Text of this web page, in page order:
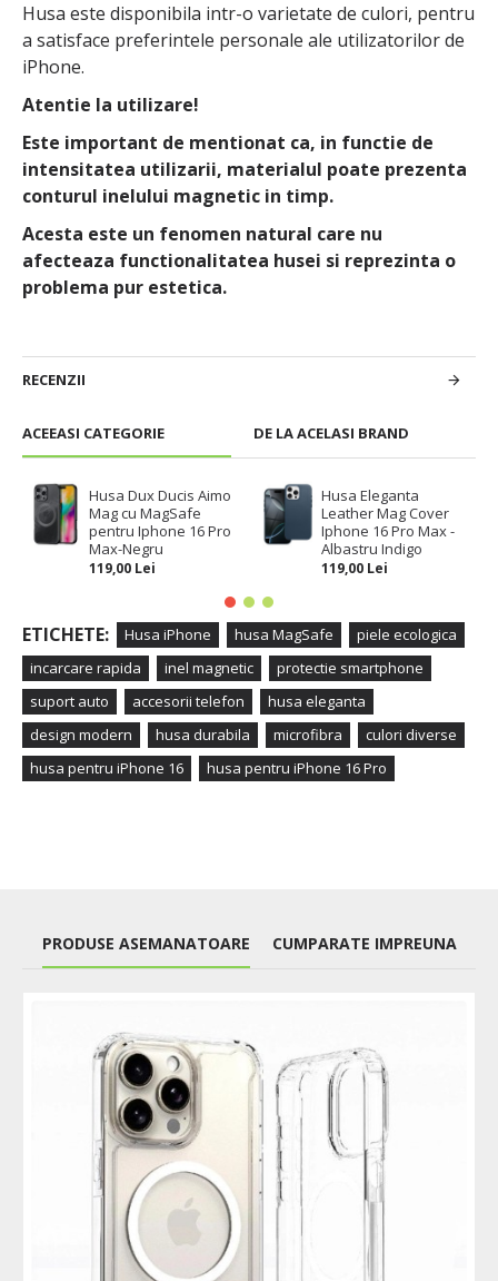
ACEEASI CATEGORIE DE LA ACELASI BRAND
Husa Dux Ducis Aimo
Mag cu MagSafe
pentru Iphone 16 Pro
Max-Negru
119,00 Lei
Husa Eleganta
Leather Mag Cover
Iphone 16 Pro Max -
Albastru Indigo
119,00 Lei
Husa este disponibila intr-o varietate de culori, pentru
a satisface preferintele personale ale utilizatorilor de
iPhone.
Atentie la utilizare!
Este important de mentionat ca, in functie de
intensitatea utilizarii, materialul poate prezenta
conturul inelului magnetic in timp.
Acesta este un fenomen natural care nu
afecteaza functionalitatea husei si reprezinta o
problema pur estetica.
RECENZII
ETICHETE: Husa iPhone husa MagSafe
piele ecologica
incarcare rapida
inel magnetic
protectie smartphone
suport auto
accesorii telefon
husa eleganta
design modern
husa durabila microfibra
culori diverse
husa pentru iPhone 16
husa pentru iPhone 16 Pro
PRODUSE ASEMANATOARE CUMPARATE IMPREUNA